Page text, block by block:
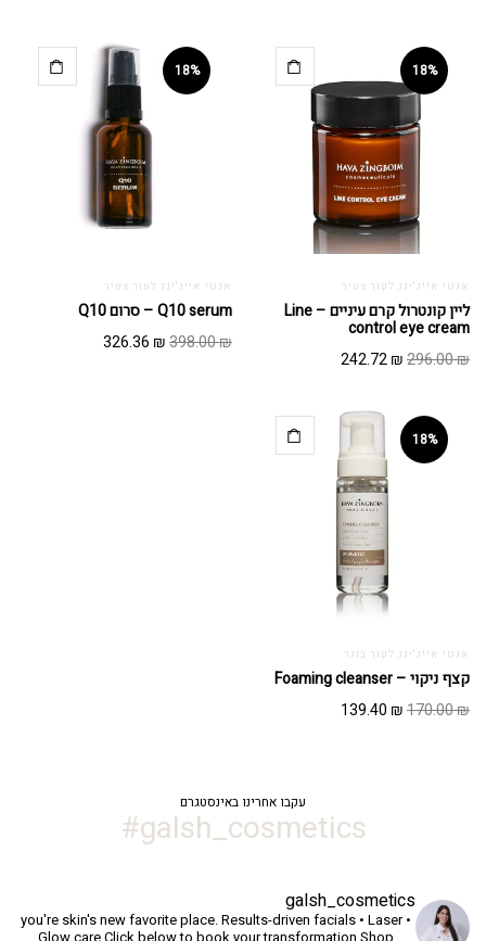
395.00 ₪.
323.90 ₪.
18%
אנטי אייג'ינג לעור צעיר
ליין קונטרול קרם עיניים – Line
control eye cream
296.00₪
המחיר
296.00 ₪.
242.72₪
המחיר
242.72 ₪.
18%
אנטי אייג'ינג לעור צעיר
Q10 serum – סרום Q10
398.00₪
המחיר326.36 ₪
המחיר
18%
אנטי אייג'ינג לעור בוגר
קצף ניקוי – Foaming cleanser
170.00₪
המחיר139.40 ₪
עקבו אחרינו באינסטגרם
galsh_cosmetics#
galsh_cosmetics
you're skin's new favorite place.Results-driven facials • Laser •